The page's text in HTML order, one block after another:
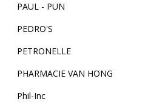
PAUL - PUN
PEDRO'S
PETRONELLE
PHARMACIE VAN HONG
Phil-Inc